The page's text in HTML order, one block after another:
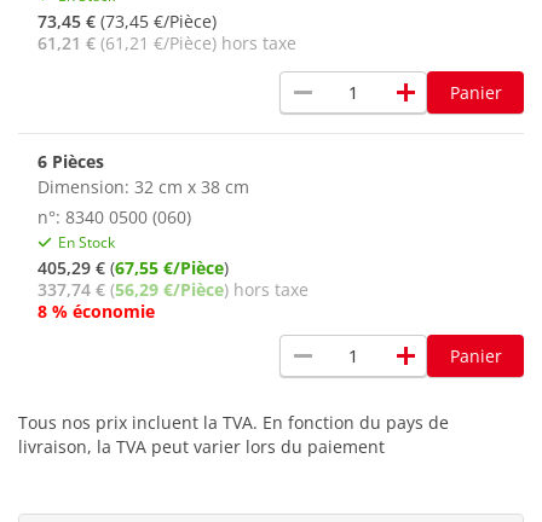
73,45 € (73,45 €/Pièce)
61,21 € (61,21 €/Pièce) hors taxe
remove add Panier
6 Pièces
Dimension: 32 cm x 38 cm
n°: 8340 0500 (060)
En Stock
405,29 € (67,55 €/Pièce)
337,74 € (56,29 €/Pièce) hors taxe
8 % économie
remove add Panier
Tous nos prix incluent la TVA. En fonction du pays de
livraison, la TVA peut varier lors du paiement